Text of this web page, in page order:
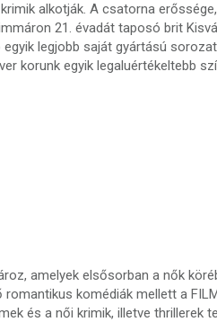
alkotják. A csatorna
21. évadát taposó brit
legjobb saját gyártású
korunk egyik legaluértékeltebb
amelyek elsősorban a nők
komédiák mellett a
és a női krimik, illetve thrillerek